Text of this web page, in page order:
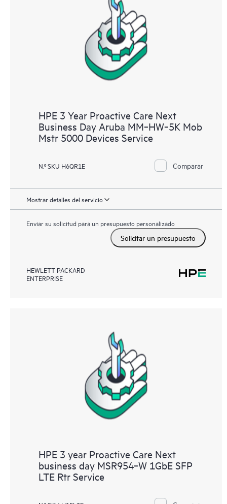
HPE 3 Year Proactive Care Next
Business Day Aruba MM‑HW‑5K Mob
Mstr 5000 Devices Service
N.º SKU H6QR1E Comparar
Mostrar detalles del servicio
Enviar su solicitud para un presupuesto personalizado
Solicitar un presupuesto
HEWLETT PACKARD
ENTERPRISE
HPE 3 year Proactive Care Next
business day MSR954‑W 1GbE SFP
LTE Rtr Service